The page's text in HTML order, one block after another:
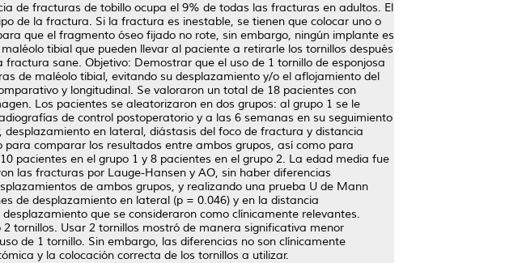
de fracturas de tobillo ocupa el 9% de todas las fracturas en adultos. El
de la fractura. Si la fractura es inestable, se tienen que colocar uno o
que el fragmento óseo fijado no rote, sin embargo, ningún implante es
tibial que pueden llevar al paciente a retirarle los tornillos después
sane. Objetivo: Demostrar que el uso de 1 tornillo de esponjosa
de maléolo tibial, evitando su desplazamiento y/o el aflojamiento del
y longitudinal. Se valoraron un total de 18 pacientes con
Los pacientes se aleatorizaron en dos grupos: al grupo 1 se le
de control postoperatorio y a las 6 semanas en su seguimiento
en lateral, diástasis del foco de fractura y distancia
comparar los resultados entre ambos grupos, así como para
pacientes en el grupo 1 y 8 pacientes en el grupo 2. La edad media fue
las fracturas por Lauge-Hansen y AO, sin haber diferencias
de ambos grupos, y realizando una prueba U de Mann
de desplazamiento en lateral (p = 0.046) y en la distancia
que se consideraron como clínicamente relevantes.
tornillos. Usar 2 tornillos mostró de manera significativa menor
de 1 tornillo. Sin embargo, las diferencias no son clínicamente
y la colocación correcta de los tornillos a utilizar.